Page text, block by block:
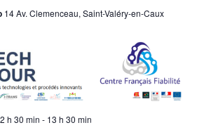
14 Av. Clemenceau, Saint-Valéry-en-Caux
h 30 min - 13 h 30 min